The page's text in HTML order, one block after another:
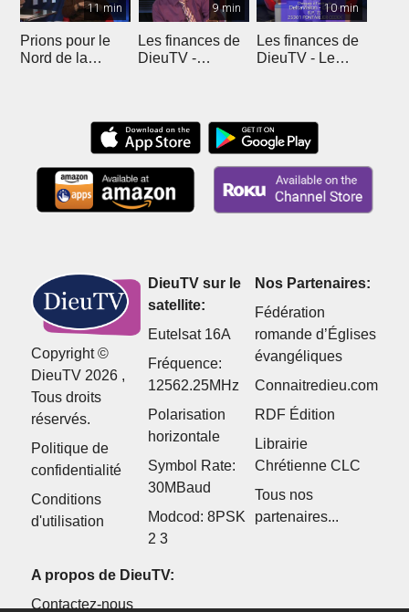
11 min
Prions pour le
Nord de la
9 min
Les finances de
DieuTV -
10 min
Les finances de
DieuTV - Le
Copyright ©
DieuTV 2026 ,
Tous droits
réservés.
Politique de
confidentialité
Conditions
d'utilisation
DieuTV sur le
satellite:
Eutelsat 16A
Fréquence:
12562.25MHz
Polarisation
horizontale
Symbol Rate:
30MBaud
Modcod: 8PSK
2 3
Nos Partenaires:
Fédération
romande d’Églises
évangéliques
Connaitredieu.com
RDF Édition
Librairie
Chrétienne CLC
Tous nos
partenaires...
A propos de DieuTV:
Contactez-nous